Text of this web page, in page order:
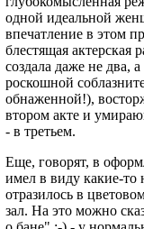
одной идеальной
впечатление в этом
блестящая актерская
создала даже не два,
роскошной
обнаженной!),
втором акте и
- в третьем.
Еще, говорят, в
имел в виду какие-то
отразилось в
зал. На это можно